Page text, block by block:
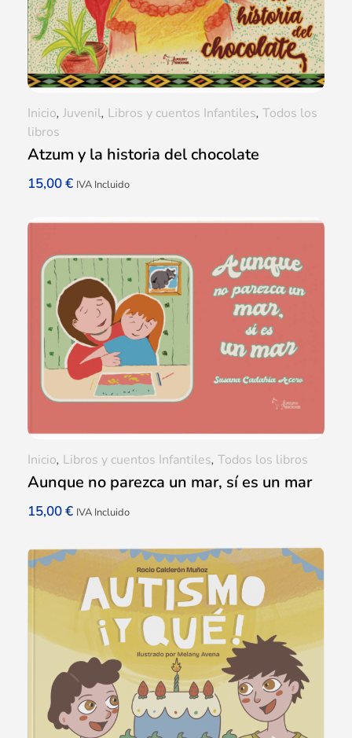
Atzum y la historia del chocolate
15,00€ IVA Incluido
Inicio, Juvenil, Libros y cuentos Infantiles, Todos los
libros
Aunque no parezca un mar, sí es un mar
15,00€ IVA Incluido
Inicio, Libros y cuentos Infantiles, Todos los libros